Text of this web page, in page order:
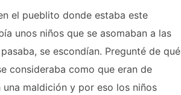
el pueblito donde estaba este
unos niños que se asomaban a las
se escondían. Pregunté de qué
consideraba como que eran de
maldición y por eso los niños